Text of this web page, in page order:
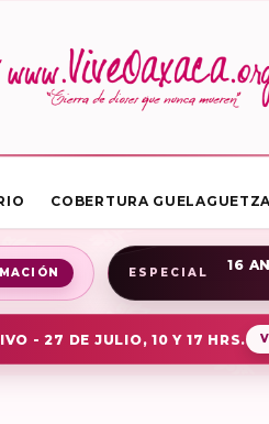
COBERTURA
ESPECIAL
16
- 27 DE JULIO, 10 Y 17 HRS.